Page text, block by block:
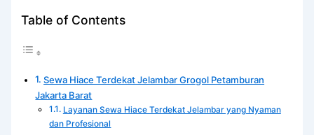
Table of Contents
Sewa Hiace Terdekat Jelambar Grogol Petamburan
Jakarta Barat
Layanan Sewa Hiace Terdekat Jelambar yang Nyaman
dan Profesional